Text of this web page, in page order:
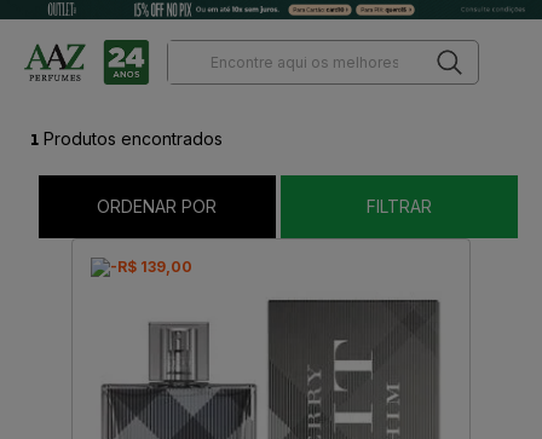
1 Produtos encontrados
ORDENAR POR FILTRAR
-R$ 139,00